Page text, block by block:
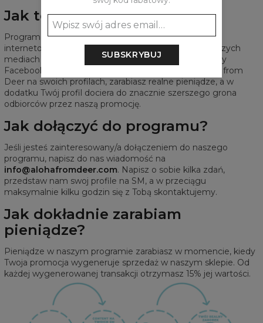
Jak to działa?
Program afiliacyjny przeznaczony jest dla twórców
internetowych posiadających konta w najpopularniejszych
mediach społecznościowych: Instagramie, TikToku czy
Facebooku. W zamian za promocję produktów Aloha from
Deer na swoich profilach, zarabiasz realne pieniądze, a w
dodatku Twój profil dociera do znacznie szerszego grona
odbiorców przez naszą promocję.
Jak dołączyć do programu?
Jeśli jesteś zainteresowany/a dołączeniem do naszego
programu, napisz do nas wiadomość na
info@alohafromdeer.com. Napisz o sobie kilka zdań,
przedstaw nam swoj profile na SM, a w przeciągu
maksymalnie kilku godzin się z Tobą skontaktujemy.
Jak dokładnie zarabiam
pieniądze?
Pieniądze w naszym programie zarabiasz w momencie, kiedy
Twoja promocja wygeneruje sprzedaż w naszym sklepie. Od
każdej wygenerowanej transakcji otrzymasz 15% jej wartości.
SUBSKRYBUJ